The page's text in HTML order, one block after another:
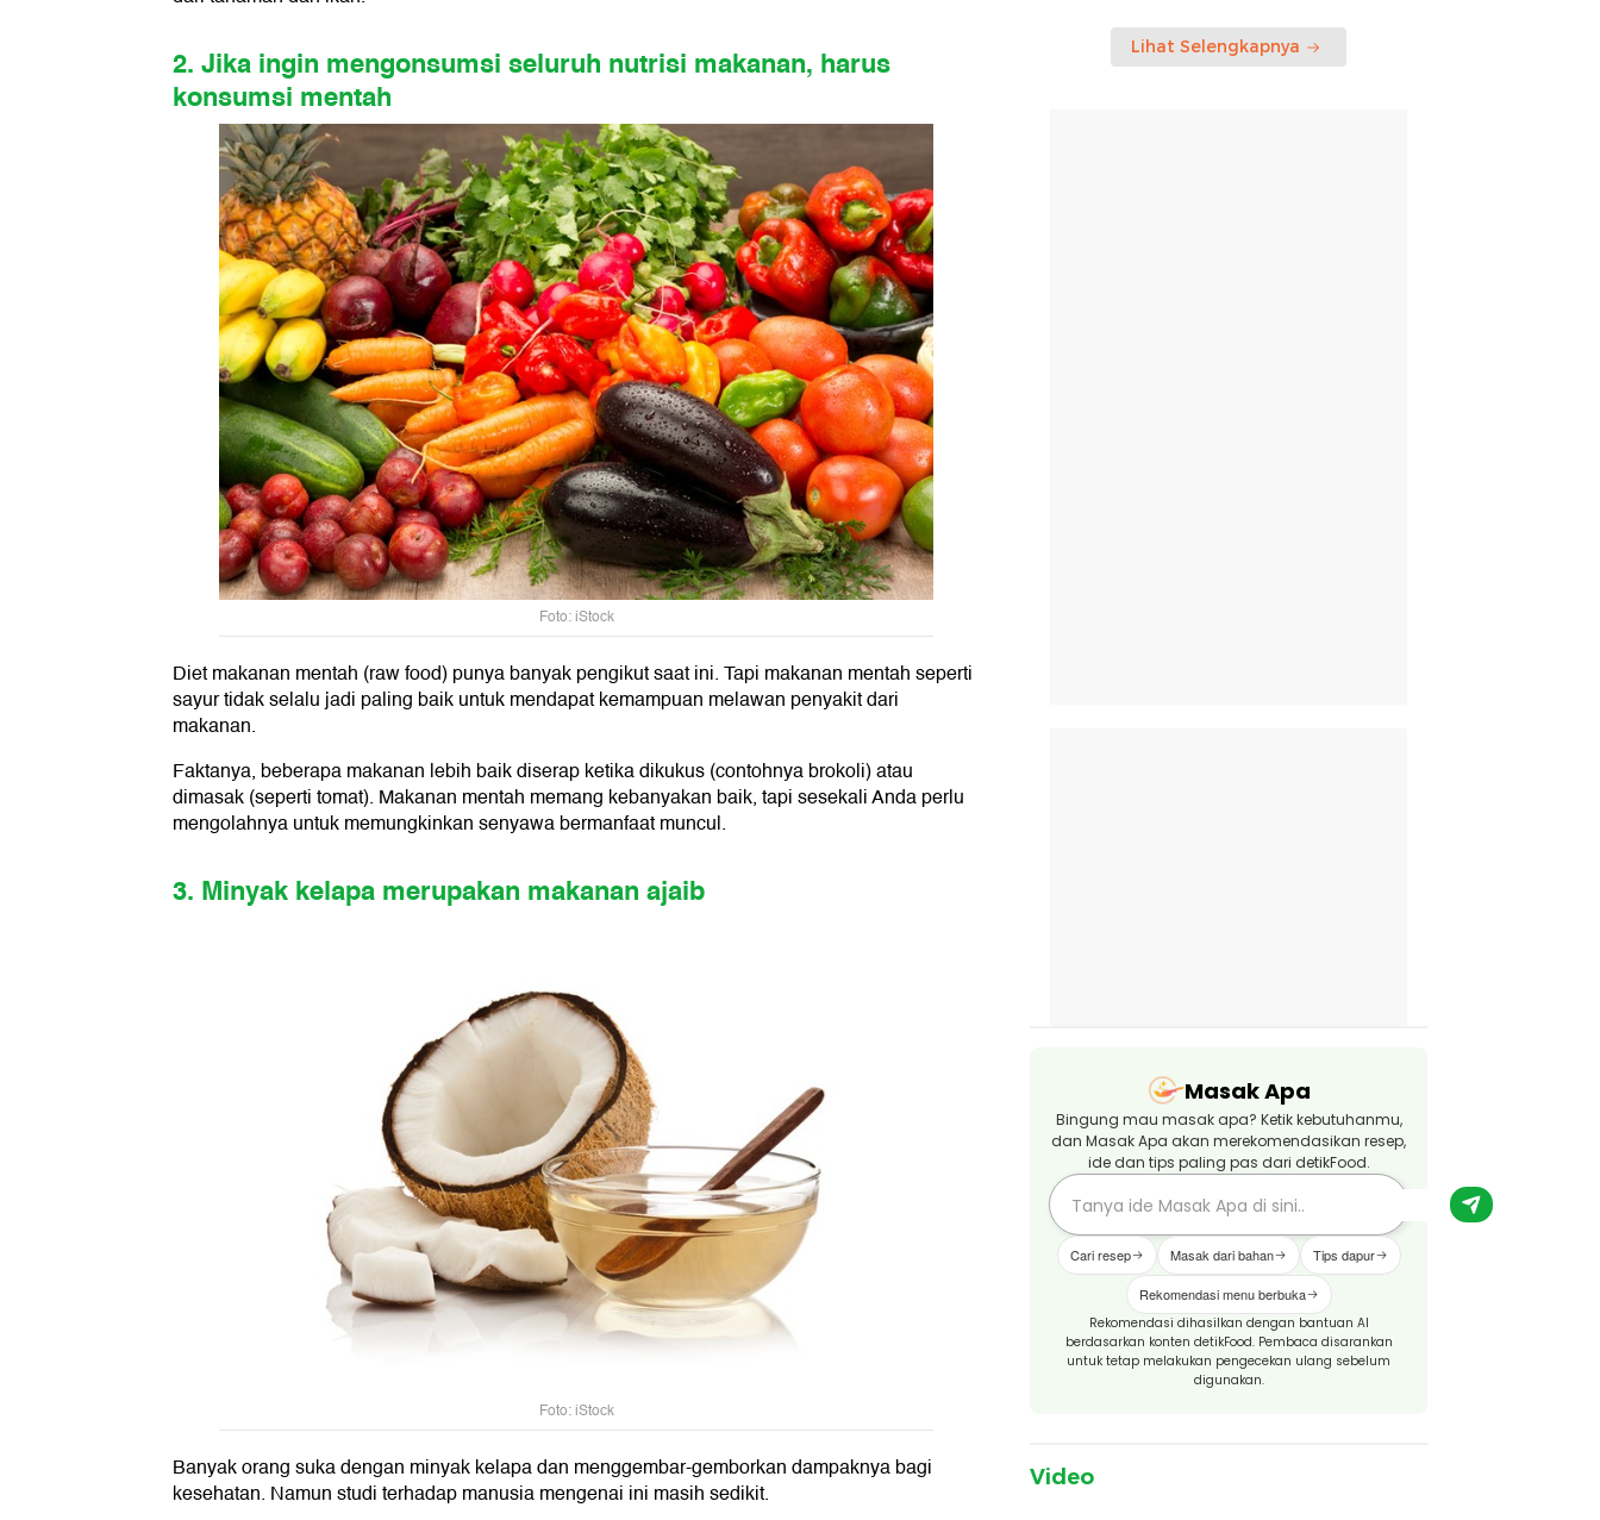
2. Jika ingin mengonsumsi seluruh nutrisi makanan, harus
konsumsi mentah
Foto: iStock
Diet makanan mentah (raw food) punya banyak pengikut saat ini. Tapi makanan mentah seperti
sayur tidak selalu jadi paling baik untuk mendapat kemampuan melawan penyakit dari
makanan.
Faktanya, beberapa makanan lebih baik diserap ketika dikukus (contohnya brokoli) atau
dimasak (seperti tomat). Makanan mentah memang kebanyakan baik, tapi sesekali Anda perlu
mengolahnya untuk memungkinkan senyawa bermanfaat muncul.
3. Minyak kelapa merupakan makanan ajaib
Foto: iStock
Banyak orang suka dengan minyak kelapa dan menggembar-gemborkan dampaknya bagi
kesehatan. Namun studi terhadap manusia mengenai ini masih sedikit.
Lihat Selengkapnya
Masak Apa
Bingung mau masak apa? Ketik kebutuhanmu,
dan Masak Apa akan merekomendasikan resep,
ide dan tips paling pas dari detikFood.
Cari resep Masak dari bahan Tips dapur
Rekomendasi menu berbuka
Rekomendasi dihasilkan dengan bantuan AI
berdasarkan konten detikFood. Pembaca disarankan
untuk tetap melakukan pengecekan ulang sebelum
digunakan.
Video